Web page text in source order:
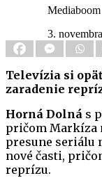
Mediaboom
3.
Televízia si
zaradenie
Horná Dolná s
pričom Markíza
presune seriálu
nové časti,
reprízu.